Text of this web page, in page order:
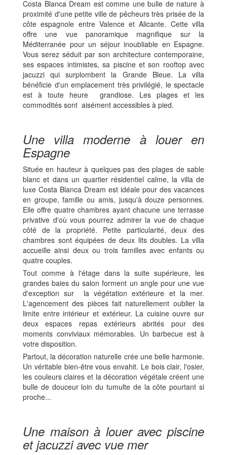
Costa Blanca Dream est comme une bulle de nature à
proximité d'une petite ville de pêcheurs très prisée de la
côte espagnole entre Valence et Alicante. Cette villa
offre une vue panoramique magnifique sur la
Méditerranée pour un séjour inoubliable en Espagne.
Vous serez séduit par son architecture contemporaine,
ses espaces intimistes, sa piscine et son rooftop avec
jacuzzi qui surplombent la Grande Bleue. La villa
bénéficie d'un emplacement très privilégié, le spectacle
est à toute heure grandiose. Les plages et les
commodités sont aisément accessibles à pied.
Une villa moderne à louer en
Espagne
Située en hauteur à quelques pas des plages de sable
blanc et dans un quartier résidentiel calme, la villa de
luxe Costa Blanca Dream est idéale pour des vacances
en groupe, famille ou amis, jusqu'à douze personnes.
Elle offre quatre chambres ayant chacune une terrasse
privative d'où vous pourrez admirer la vue de chaque
côté de la propriété. Petite particularité, deux des
chambres sont équipées de deux lits doubles. La villa
accueille ainsi deux ou trois familles avec enfants ou
quatre couples.
Tout comme à l'étage dans la suite supérieure, les
grandes baies du salon forment un angle pour une vue
d'exception sur la végétation extérieure et la mer.
L'agencement des pièces fait naturellement oublier la
limite entre intérieur et extérieur. La cuisine ouvre sur
deux espaces repas extérieurs abrités pour des
moments conviviaux mémorables. Un barbecue est à
votre disposition.
Partout, la décoration naturelle crée une belle harmonie.
Un véritable bien-être vous envahit. Le bois clair, l'osier,
les couleurs claires et la décoration végétale créent une
bulle de douceur loin du tumulte de la côte pourtant si
proche...
Une maison à louer avec piscine
et jacuzzi avec vue mer